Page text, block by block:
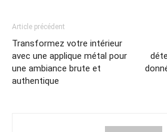
Article précédent
Transformez votre intérieur
avec une applique métal pour
une ambiance brute et
authentique